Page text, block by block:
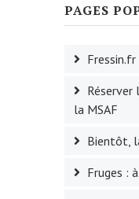
PAGES
Fressin.fr
Réserver
la MSAF
Bientôt,
Fruges :